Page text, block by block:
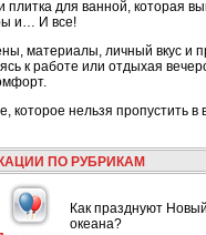
для ванной, которая
и… И все!
материалы, личный вкус и
к работе или отдыхая
которое нельзя пропустить
ПО РУБРИКАМ
Как празднуют
океана?